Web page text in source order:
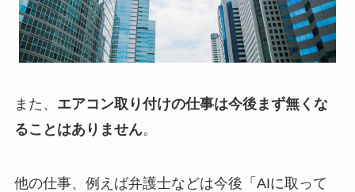
また、 エアコン取り付けの仕事は今後まず無くな
ることはありません。
他の仕事、例えば弁護士などは今後「AIに取って